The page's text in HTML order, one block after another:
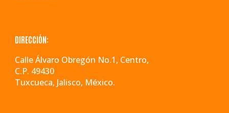
DIRECCIÓN:
Calle Álvaro Obregón No.1, Centro,
C.P. 49430
Tuxcueca, Jalisco, México.